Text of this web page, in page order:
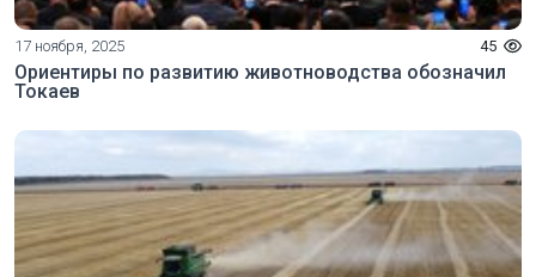
17 ноября, 2025 45
Ориентиры по развитию животноводства обозначил
Токаев